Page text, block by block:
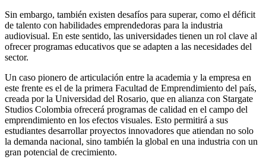
Sin embargo, también existen desafíos para superar, como el déficit
de talento con habilidades emprendedoras para la industria
audiovisual. En este sentido, las universidades tienen un rol clave al
ofrecer programas educativos que se adapten a las necesidades del
sector.
Un caso pionero de articulación entre la academia y la empresa en
este frente es el de la primera Facultad de Emprendimiento del país,
creada por la Universidad del Rosario, que en alianza con Stargate
Studios Colombia ofrecerá programas de calidad en el campo del
emprendimiento en los efectos visuales. Esto permitirá a sus
estudiantes desarrollar proyectos innovadores que atiendan no solo
la demanda nacional, sino también la global en una industria con un
gran potencial de crecimiento.